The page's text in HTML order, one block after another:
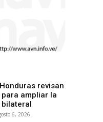
revisan
ampliar la
6, 2026